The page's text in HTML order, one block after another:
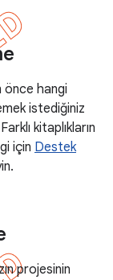
önce hangi
istediğiniz
kitaplıkların
için Destek
projesinin